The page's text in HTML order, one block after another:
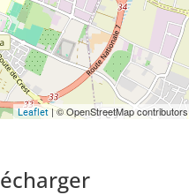
Leaflet| © OpenStreetMap contributors